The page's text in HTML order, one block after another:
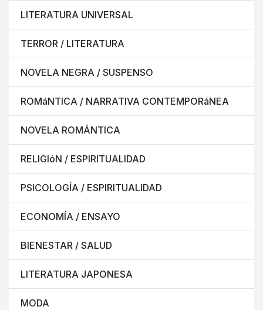
LITERATURA UNIVERSAL
TERROR / LITERATURA
NOVELA NEGRA / SUSPENSO
ROMáNTICA / NARRATIVA CONTEMPORáNEA
NOVELA ROMÁNTICA
RELIGIóN / ESPIRITUALIDAD
PSICOLOGÍA / ESPIRITUALIDAD
ECONOMÍA / ENSAYO
BIENESTAR / SALUD
LITERATURA JAPONESA
MODA